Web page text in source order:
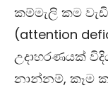
කම්මැලි කම
(attention
උදාහරණයක්
නාන්නම්, කෑම